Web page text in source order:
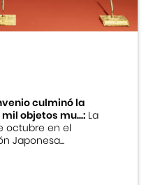
culminó la
objetos mu...:La
octubre en el
Japonesa...